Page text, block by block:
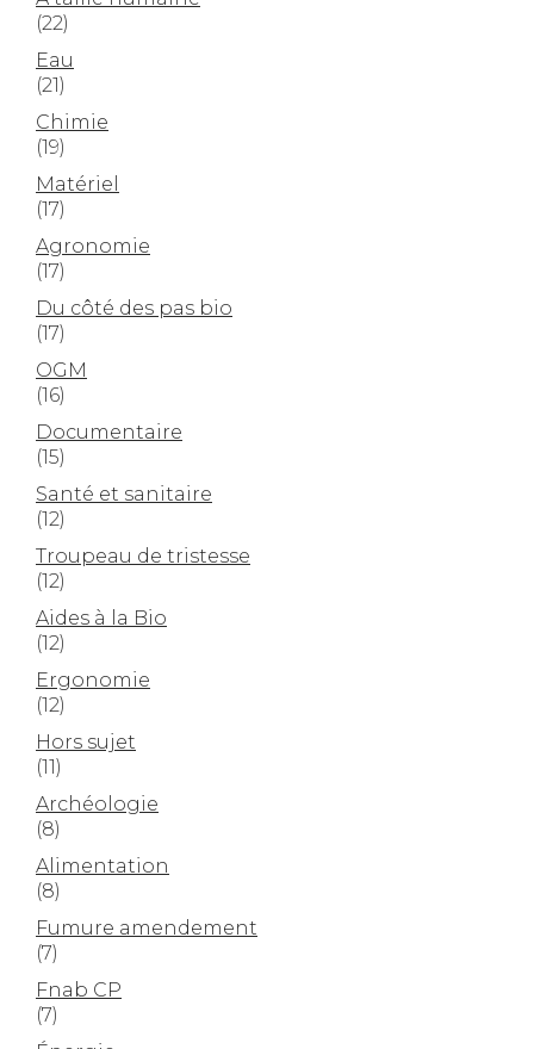
(22)
Eau
(21)
Chimie
(19)
Matériel
(17)
Agronomie
(17)
Du côté des pas bio
(17)
OGM
(16)
Documentaire
(15)
Santé et sanitaire
(12)
Troupeau de tristesse
(12)
Aides à la Bio
(12)
Ergonomie
(12)
Hors sujet
(11)
Archéologie
(8)
Alimentation
(8)
Fumure amendement
(7)
Fnab CP
(7)